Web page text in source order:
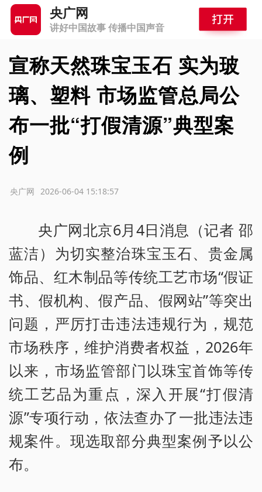
央广网
讲好中国故事 传播中国声音
宣称天然珠宝玉石 实为玻
璃、塑料 市场监管总局公
布一批“打假清源”典型案
例
2026-06-04 15:18:57
央广网
央广网北京6月4日消息（记者 邵
蓝洁）为切实整治珠宝玉石、贵金属
饰品、红木制品等传统工艺市场“假证
书、假机构、假产品、假网站”等突出
问题，严厉打击违法违规行为，规范
市场秩序，维护消费者权益，2026年
以来，市场监管部门以珠宝首饰等传
统工艺品为重点，深入开展“打假清
源”专项行动，依法查办了一批违法违
规案件。现选取部分典型案例予以公
布。